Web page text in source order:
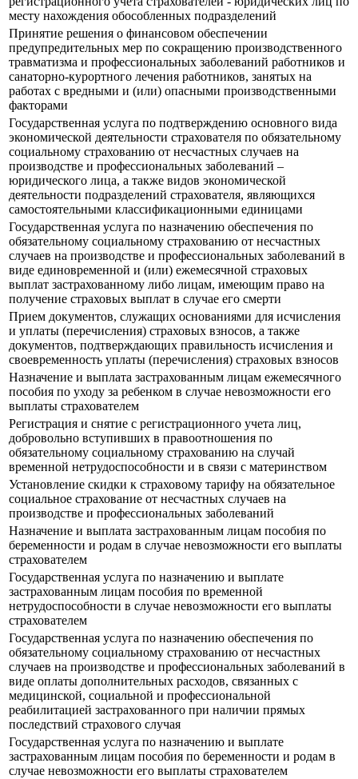
месту нахождения обособленных подразделений
Принятие решения о финансовом обеспечении
предупредительных мер по сокращению производственного
травматизма и профессиональных заболеваний работников и
санаторно-курортного лечения работников, занятых на
работах с вредными и (или) опасными производственными
факторами
Государственная услуга по подтверждению основного вида
экономической деятельности страхователя по обязательному
социальному страхованию от несчастных случаев на
производстве и профессиональных заболеваний –
юридического лица, а также видов экономической
деятельности подразделений страхователя, являющихся
самостоятельными классификационными единицами
Государственная услуга по назначению обеспечения по
обязательному социальному страхованию от несчастных
случаев на производстве и профессиональных заболеваний в
виде единовременной и (или) ежемесячной страховых
выплат застрахованному либо лицам, имеющим право на
получение страховых выплат в случае его смерти
Прием документов, служащих основаниями для исчисления
и уплаты (перечисления) страховых взносов, а также
документов, подтверждающих правильность исчисления и
своевременность уплаты (перечисления) страховых взносов
Назначение и выплата застрахованным лицам ежемесячного
пособия по уходу за ребенком в случае невозможности его
выплаты страхователем
Регистрация и снятие с регистрационного учета лиц,
добровольно вступивших в правоотношения по
обязательному социальному страхованию на случай
временной нетрудоспособности и в связи с материнством
Установление скидки к страховому тарифу на обязательное
социальное страхование от несчастных случаев на
производстве и профессиональных заболеваний
Назначение и выплата застрахованным лицам пособия по
беременности и родам в случае невозможности его выплаты
страхователем
Государственная услуга по назначению и выплате
застрахованным лицам пособия по временной
нетрудоспособности в случае невозможности его выплаты
страхователем
Государственная услуга по назначению обеспечения по
обязательному социальному страхованию от несчастных
случаев на производстве и профессиональных заболеваний в
виде оплаты дополнительных расходов, связанных с
медицинской, социальной и профессиональной
реабилитацией застрахованного при наличии прямых
последствий страхового случая
Государственная услуга по назначению и выплате
застрахованным лицам пособия по беременности и родам в
случае невозможности его выплаты страхователем